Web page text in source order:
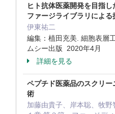
ヒト抗体医薬開発を目指
ファージライブラリによる
伊東祐二
編集：植田充美. 細胞表層
ムシー出版 2020年4月
詳細を見る
ペプチド医薬品のスクリ
術
加藤由貴子、岸本聡、牧